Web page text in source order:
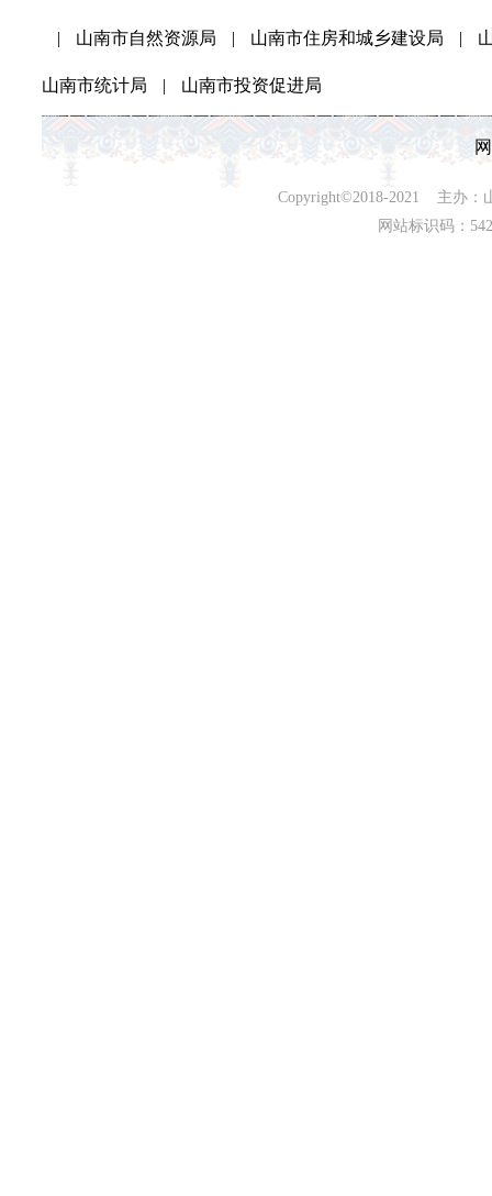
| 山南市自然资源局 | 山南市住房和城乡建设局 |
山南市统计局 | 山南市投资促进局
Copyright©2018-2021 主办：
网站标识码：